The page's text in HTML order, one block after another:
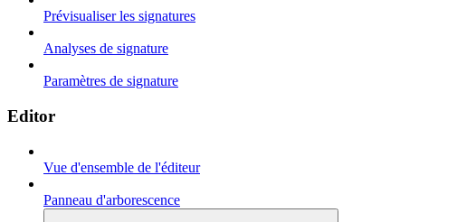
Prévisualiser les signatures
Analyses de signature
Paramètres de signature
Editor
Vue d'ensemble de l'éditeur
Panneau d'arborescence